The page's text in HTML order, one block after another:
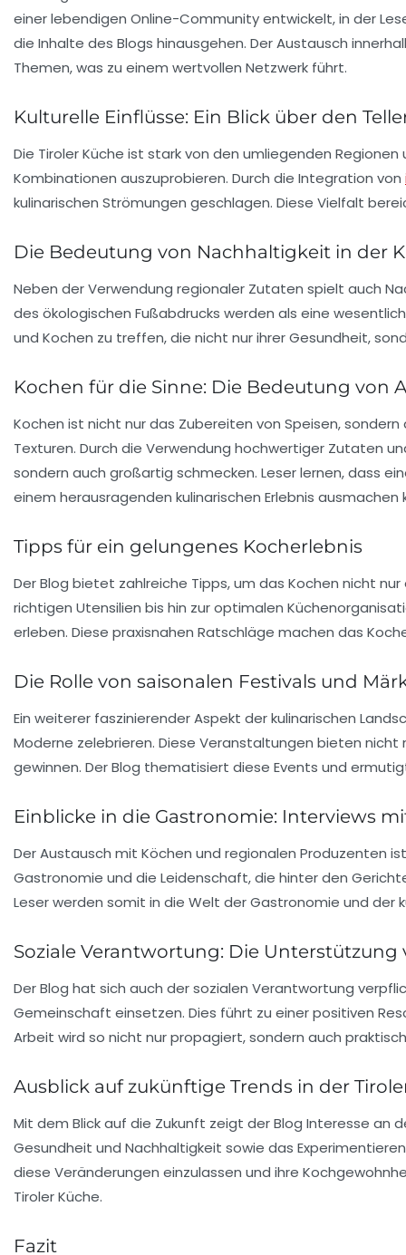
einer lebendigen Online-Communityentwickelt, in der
die Inhalte des Blogs hinausgehen. Der Austausch
Themen, was zu einem wertvollen Netzwerk führt.
Kulturelle Einflüsse: Ein Blick über den
Die Tiroler Küche ist stark von den umliegenden
Kombinationen auszuprobieren. Durch die Integration von
kulinarischen Strömungen geschlagen. Diese Vielfalt
Die Bedeutung von Nachhaltigkeit in der
Neben der Verwendung regionaler Zutaten spielt auch
des ökologischen Fußabdrucks werden als eine
und Kochen zu treffen, die nicht nur ihrer Gesundheit,
Kochen für die Sinne: Die Bedeutung von
Kochen ist nicht nur das Zubereiten von Speisen, sondern
Texturen. Durch die Verwendung hochwertiger Zutaten
sondern auch großartig schmecken. Leser lernen, dass
einem herausragenden kulinarischen Erlebnis ausmachen
Tipps für ein gelungenes Kocherlebnis
Der Blog bietet zahlreiche Tipps, um das Kochen nicht
richtigen Utensilien bis hin zur optimalen
erleben. Diese praxisnahen Ratschläge machen das
Die Rolle von saisonalen Festivals und
Ein weiterer faszinierender Aspekt der kulinarischen
Moderne zelebrieren. Diese Veranstaltungen bieten nicht
gewinnen. Der Blog thematisiert diese Events und
Einblicke in die Gastronomie: Interviews
Der Austausch mit Köchen und regionalen Produzenten
Gastronomie und die Leidenschaft, die hinter den
Leser werden somit in die Welt der Gastronomie und der
Soziale Verantwortung: Die
Der Blog hat sich auch der sozialen Verantwortung
Gemeinschaft einsetzen. Dies führt zu einer positiven
Arbeit wird so nicht nur propagiert, sondern auch
Ausblick auf zukünftige Trends in der
Mit dem Blick auf die Zukunft zeigt der Blog Interesse an
Gesundheit und Nachhaltigkeit sowie das
diese Veränderungen einzulassen und ihre
Tiroler Küche.
Fazit